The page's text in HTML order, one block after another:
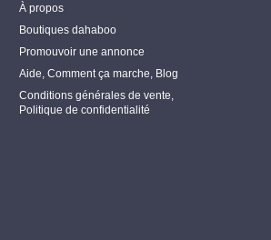
À propos
Boutiques dahaboo
Promouvoir une annonce
Aide Comment ça marche Blog
Conditions générales de vente
Politique de confidentialité